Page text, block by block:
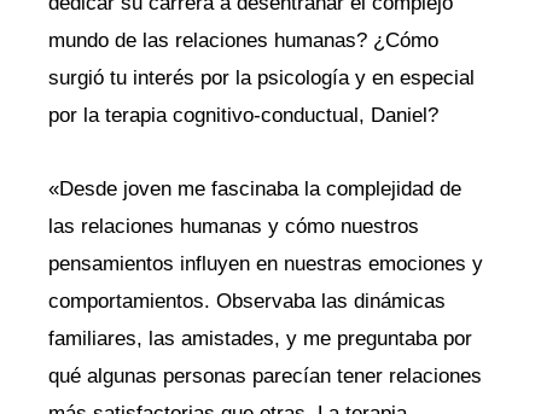
mundo de las relaciones humanas? ¿Cómo
surgió tu interés por la psicología y en especial
por la terapia cognitivo-conductual, Daniel?
«Desde joven me fascinaba la complejidad de
las relaciones humanas y cómo nuestros
pensamientos influyen en nuestras emociones y
comportamientos. Observaba las dinámicas
familiares, las amistades, y me preguntaba por
qué algunas personas parecían tener relaciones